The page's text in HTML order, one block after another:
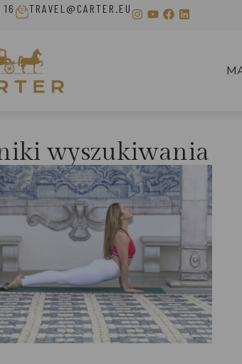
TRAVEL@CARTER.EU
wyszukiwania